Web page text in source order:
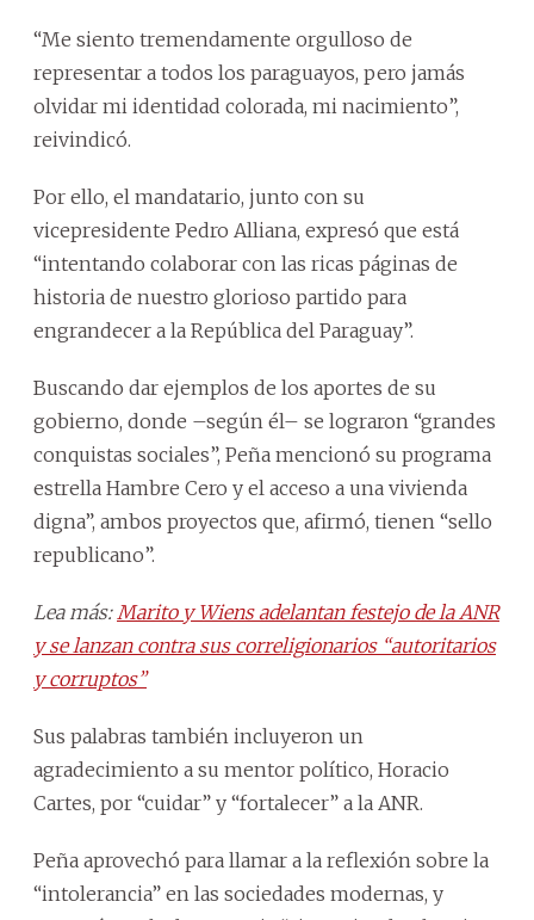
“Me siento tremendamente orgulloso de
representar a todos los paraguayos, pero jamás
olvidar mi identidad colorada, mi nacimiento”,
reivindicó.
Por ello, el mandatario, junto con su
vicepresidente Pedro Alliana, expresó que está
“intentando colaborar con las ricas páginas de
historia de nuestro glorioso partido para
engrandecer a la República del Paraguay”.
Buscando dar ejemplos de los aportes de su
gobierno, donde –según él– se lograron “grandes
conquistas sociales”, Peña mencionó su programa
estrella Hambre Cero y el acceso a una vivienda
digna”, ambos proyectos que, afirmó, tienen “sello
republicano”.
Lea más: Marito y Wiens adelantan festejo de la ANR
y se lanzan contra sus correligionarios “autoritarios
y corruptos”
Sus palabras también incluyeron un
agradecimiento a su mentor político, Horacio
Cartes, por “cuidar” y “fortalecer” a la ANR.
Peña aprovechó para llamar a la reflexión sobre la
“intolerancia” en las sociedades modernas, y